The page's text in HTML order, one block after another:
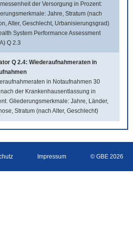
der Versorgung in Prozent:
Jahre, Stratum (nach
Alter, Geschlecht, Urbanisierungsgrad)
System Performance Assessment
Q 2.3
Q 2.4: Wiederaufnahmeraten in
in Notaufnahmen 30
der Krankenhausentlassung in
Gliederungsmerkmale: Jahre, Länder,
Stratum (nach Alter, Geschlecht)
Impressum © GBE 2026